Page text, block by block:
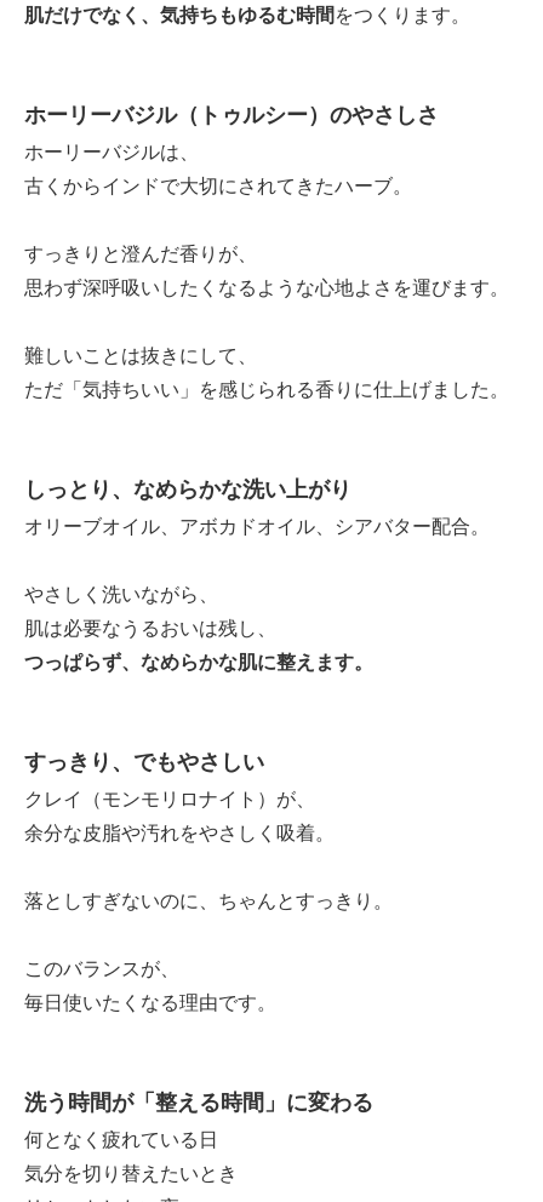
肌だけでなく、気持ちもゆるむ時間をつくります。
ホーリーバジル（トゥルシー）のやさしさ
ホーリーバジルは、
古くからインドで大切にされてきたハーブ。
すっきりと澄んだ香りが、
思わず深呼吸いしたくなるような心地よさを運びます。
難しいことは抜きにして、
ただ「気持ちいい」を感じられる香りに仕上げました。
しっとり、なめらかな洗い上がり
オリーブオイル、アボカドオイル、シアバター配合。
やさしく洗いながら、
肌は必要なうるおいは残し、
つっぱらず、なめらかな肌に整えます。
すっきり、でもやさしい
クレイ（モンモリロナイト）が、
余分な皮脂や汚れをやさしく吸着。
落としすぎないのに、ちゃんとすっきり。
このバランスが、
毎日使いたくなる理由です。
洗う時間が「整える時間」に変わる
何となく疲れている日
気分を切り替えたいとき